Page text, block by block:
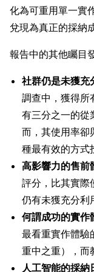
化為可重用單一實
兌現為真正的採納
報告中的其他矚目
社群仍是未獲充
調查中，獲得所
有三分之一的從
而，其使用率卻
種最有效的方式
高影響力的售前
評分，比其實際
仍有未獲充分利
何謂成功的實作
最看重實作體驗
重中之重），而
人工智能的採納